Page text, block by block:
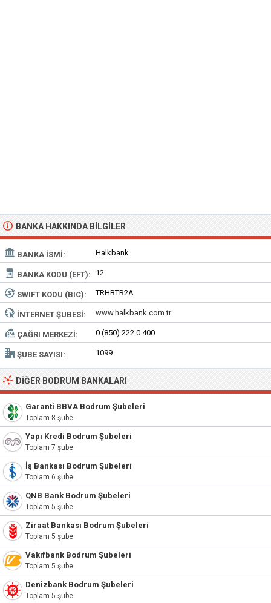
BANKA HAKKINDA BILGILER
BANKA İSMI: Halkbank
BANKA KODU (EFT): 12
SWIFT KODU (BIC): TRHBTR2A
İNTERNET ŞUBESI: www.halkbank.com.tr
ÇAĞRI MERKEZI: 0 (850) 222 0 400
ŞUBE SAYISI: 1099
DIĞER BODRUM BANKALARI
Garanti BBVA Bodrum Şubeleri
Toplam 8 şube
Yapı Kredi Bodrum Şubeleri
Toplam 7 şube
İş Bankası Bodrum Şubeleri
Toplam 6 şube
QNB Bank Bodrum Şubeleri
Toplam 5 şube
Ziraat Bankası Bodrum Şubeleri
Toplam 5 şube
Vakıfbank Bodrum Şubeleri
Toplam 5 şube
Denizbank Bodrum Şubeleri
Toplam 5 şube